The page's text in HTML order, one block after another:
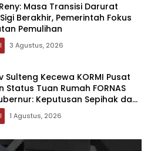
Masa Transisi Darurat
Berakhir, Pemerintah Fokus
Pemulihan
3 Agustus, 2026
Sulteng Kecewa KORMI Pusat
Status Tuan Rumah FORNAS
Keputusan Sepihak dan
1 Agustus, 2026